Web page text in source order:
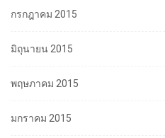
กรกฎาคม 2015
มิถุนายน 2015
พฤษภาคม 2015
มกราคม 2015